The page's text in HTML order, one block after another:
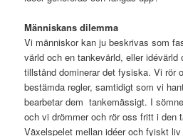
Människans dilemma
Vi människor kan ju beskrivas som
värld och en tankevärld, eller
tillstånd dominerar det fysiska. Vi rör
bestämda regler, samtidigt som vi
bearbetar dem tankemässigt. I
och vi drömmer och rör oss fritt i den
Växelspelet mellan idéer och fyiskt